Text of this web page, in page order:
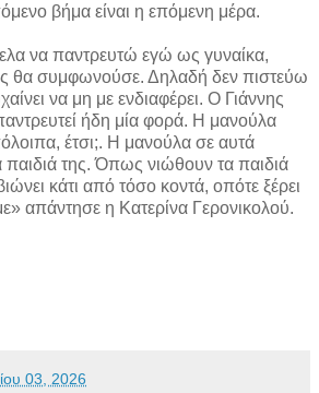
βήμα είναι η επόμενη μέρα.
να παντρευτώ εγώ ως γυναίκα,
θα συμφωνούσε. Δηλαδή δεν πιστεύω
να μη με ενδιαφέρει. Ο Γιάννης
ήδη μία φορά. Η μανούλα
έτσι;. Η μανούλα σε αυτά
παιδιά της. Όπως νιώθουν τα παιδιά
κάτι από τόσο κοντά, οπότε ξέρει
απάντησε η Κατερίνα Γερονικολού.
03, 2026